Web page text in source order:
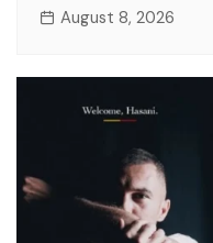
August 8, 2026